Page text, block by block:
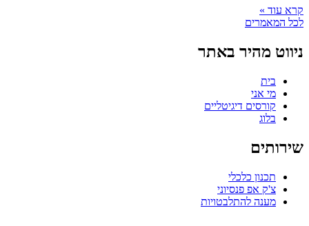
קרא עוד »
לכל המאמרים
ניווט מהיר באתר
בית
מי אני
קורסים דיגיטליים
בלוג
שירותים
תכנון כלכלי
צ'ק אפ פנסיוני
מענה להתלבטויות